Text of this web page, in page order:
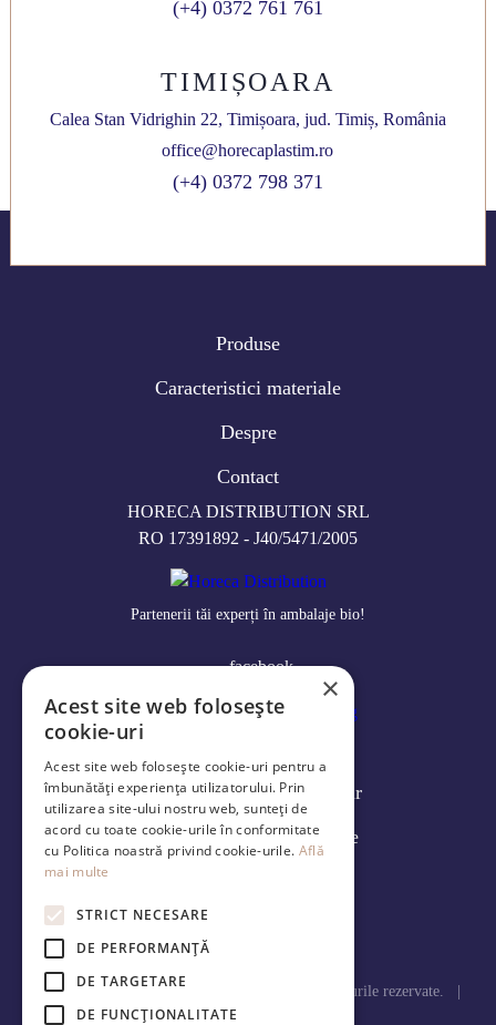
(+4) 0372 761 761
TIMIȘOARA
Calea Stan Vidrighin 22, Timișoara, jud. Timiș, România
office@horecaplastim.ro
(+4) 0372 798 371
Produse
Caracteristici materiale
Despre
Contact
HORECA DISTRIBUTION SRL
RO 17391892 - J40/5471/2005
Partenerii tăi experți în ambalaje bio!
facebook
Modalități de livrare și retur
Politica de confidenţialitate
Copyright © 2026 Horeca Distribution. Toate drepturile rezervate. |
Designed and Development by
×
Acest site web folosește
cookie-uri
Acest site web folosește cookie-uri pentru a
îmbunătăți experiența utilizatorului. Prin
utilizarea site-ului nostru web, sunteți de
acord cu toate cookie-urile în conformitate
cu Politica noastră privind cookie-urile. Află
mai multe
STRICT NECESARE
DE PERFORMANȚĂ
DE TARGETARE
DE FUNCŢIONALITATE